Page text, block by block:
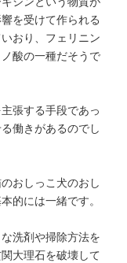
を受けて作られる
おり、フェリニン
酸の一種だそうで
張する手段であっ
働きがあるのでし
おしっこ犬のおし
的には一緒です。
洗剤や掃除方法を
大理石を破壊して